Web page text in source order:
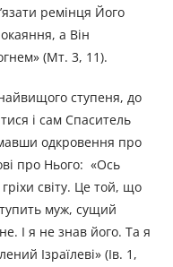
ремінця Його
а Він
(Мт. 3, 11).
ступеня, до
і сам Спаситель
одкровення про
про Нього: «Ось
світу. Це той, що
муж, сущий
І я не знав його. Та я
Ізраїлеві» (Ів. 1,